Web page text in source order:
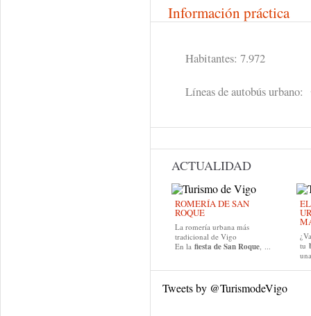
Información práctica
Habitantes: 7.972
Líneas de autobús urbano:
ACTUALIDAD
ROMERÍA DE SAN
ROQUE
La romería urbana más
tradicional de Vigo
En la fiesta de San Roque, ...
tu
Tweets by @TurismodeVigo